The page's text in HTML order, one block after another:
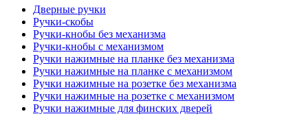
Дверные ручки
Ручки-скобы
Ручки-кнобы без механизма
Ручки-кнобы с механизмом
Ручки нажимные на планке без механизма
Ручки нажимные на планке с механизмом
Ручки нажимные на розетке без механизма
Ручки нажимные на розетке с механизмом
Ручки нажимные для финских дверей